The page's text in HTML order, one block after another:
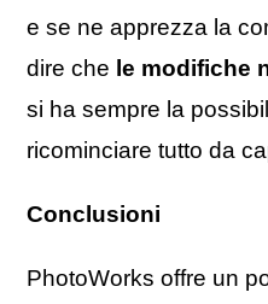
e se ne apprezza la
dire che le modifiche
si ha sempre la
ricominciare tutto da
Conclusioni
PhotoWorks offre un